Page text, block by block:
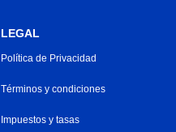
LEGAL
Política de Privacidad
Términos y condiciones
Impuestos y tasas